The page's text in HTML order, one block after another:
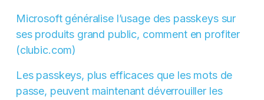
Microsoft généralise l’usage des passkeys sur
ses produits grand public, comment en profiter
(clubic.com)
Les passkeys, plus efficaces que les mots de
passe, peuvent maintenant déverrouiller les